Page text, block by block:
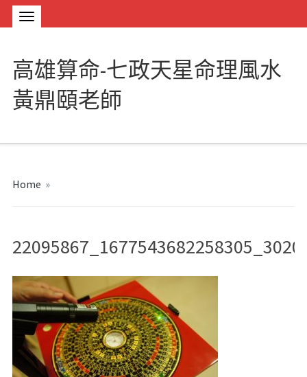
高雄算命-七政天星命理風水
黃鼎頤老師
Home »